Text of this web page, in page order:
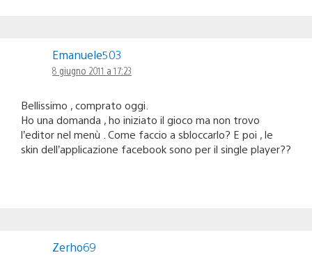
Emanuele503
8 giugno 2011 a 17:23
Bellissimo , comprato oggi.
Ho una domanda , ho iniziato il gioco ma non trovo
l’editor nel menù . Come faccio a sbloccarlo? E poi , le
skin dell’applicazione facebook sono per il single player??
Zerho69